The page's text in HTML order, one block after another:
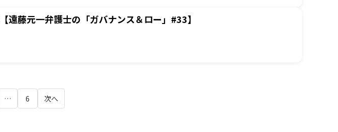
藤元一弁護士の「ガバナンス＆ロー」#33】
… 6 次へ